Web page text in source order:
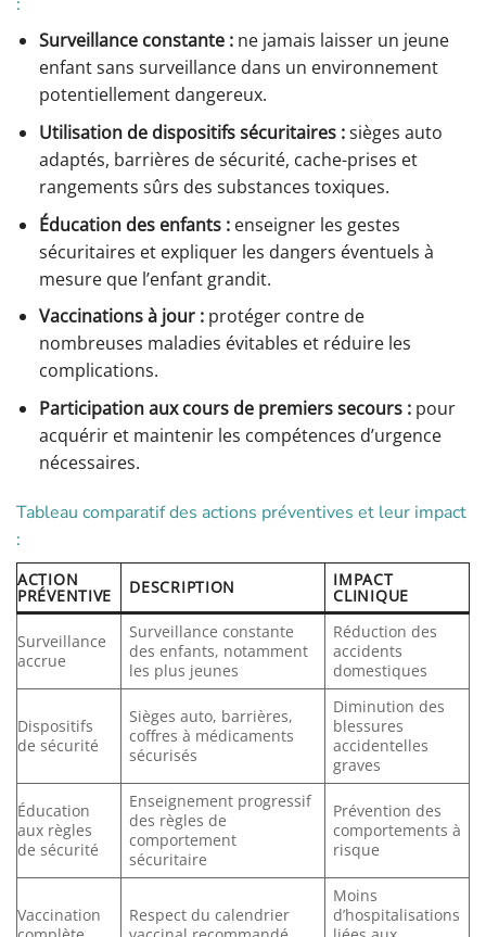
:
Surveillance constante :ne jamais laisser un jeune
enfant sans surveillance dans un environnement
potentiellement dangereux.
Utilisation de dispositifs sécuritaires :sièges auto
adaptés, barrières de sécurité, cache-prises et
rangements sûrs des substances toxiques.
Éducation des enfants :enseigner les gestes
sécuritaires et expliquer les dangers éventuels à
mesure que l’enfant grandit.
Vaccinations à jour :protéger contre de
nombreuses maladies évitables et réduire les
complications.
Participation aux cours de premiers secours :pour
acquérir et maintenir les compétences d’urgence
nécessaires.
Tableau comparatif des actions préventives et leur impact
:
ACTION
PRÉVENTIVE DESCRIPTION IMPACT
CLINIQUE
Surveillance
accrue
Surveillance constante
des enfants, notamment
les plus jeunes
Réduction des
accidents
domestiques
Dispositifs
de sécurité
Sièges auto, barrières,
coffres à médicaments
sécurisés
Diminution des
blessures
accidentelles
graves
Éducation
aux règles
de sécurité
Enseignement progressif
des règles de
comportement
sécuritaire
Prévention des
comportements à
risque
Vaccination
Respect du calendrier
Moins
d’hospitalisations